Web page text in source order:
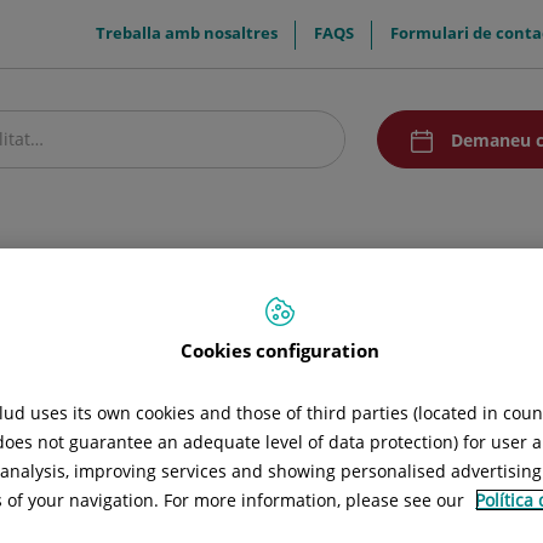
menuTop
Treballa amb nosaltres FAQS Formulari de
menuAcceso
Demaneu
i proves
i proves
Cookies configuration
uses its own cookies and those of third parties (located in
not guarantee an adequate level of data protection) for user
improving services and showing personalised
of your navigation. For more information, please see our Política